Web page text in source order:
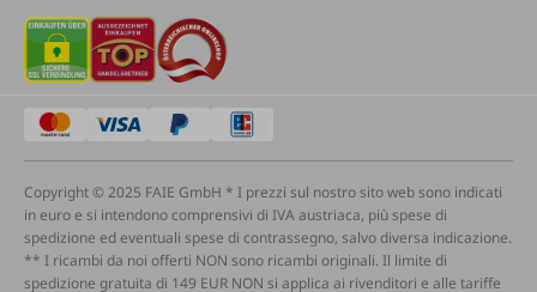
Copyright © 2025 FAIE GmbH * I prezzi sul nostro sito web sono indicati
in euro e si intendono comprensivi di IVA austriaca, più spese di
spedizione ed eventuali spese di contrassegno, salvo diversa indicazione.
** I ricambi da noi offerti NON sono ricambi originali. Il limite di
spedizione gratuita di 149 EUR NON si applica ai rivenditori e alle tariffe